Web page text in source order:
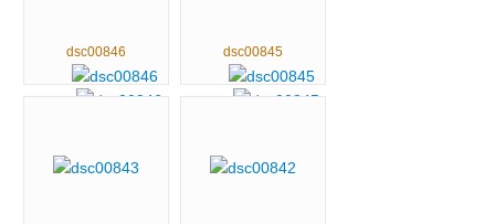
dsc00846 dsc00845